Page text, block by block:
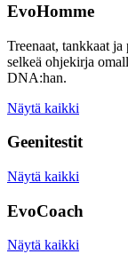
EvoHomme
Treenaat, tankkaat
selkeä ohjekirja
DNA:han.
Näytä kaikki
Geenitestit
Näytä kaikki
EvoCoach
Näytä kaikki